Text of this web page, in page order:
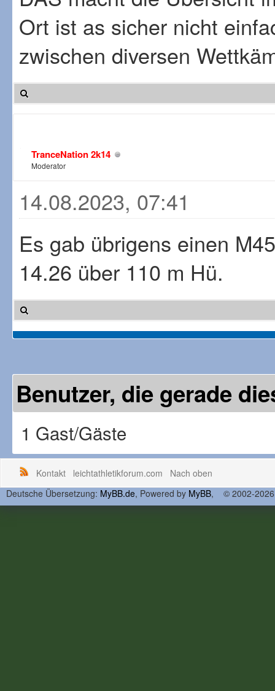
Ort ist as sicher nicht
zwischen diversen
TranceNation 2k14
Moderator
14.08.2023, 07:41
Es gab übrigens einen
14.26 über 110 m Hü.
Benutzer, die gerade
1 Gast/Gäste
Kontakt leichtathletikforum.com
Nach oben
Deutsche Übersetzung: MyBB.de, Powered by MyBB, © 2002-